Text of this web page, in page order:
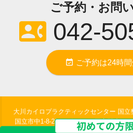
ご予約・お問
contact_phone042-
event_available ご予約は24時
大川カイロプラクティックセンター 国
国立市中1-8-20KTビル 1F / 国立駅南口
6834